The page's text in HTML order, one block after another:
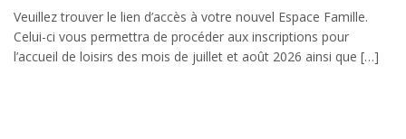
Veuillez trouver le lien d’accès à votre nouvel Espace Famille.
Celui-ci vous permettra de procéder aux inscriptions pour
l’accueil de loisirs des mois de juillet et août 2026 ainsi que […]